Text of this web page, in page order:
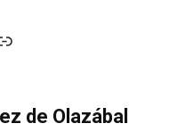
de Olazábal